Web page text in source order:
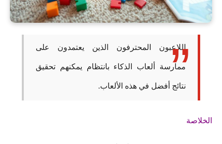
اللاعبون المحترفون الذين يعتمدون على
ممارسة ألعاب الذكاء بانتظام يمكنهم تحقيق
نتائج أفضل في هذه الألعاب.
الخلاصة